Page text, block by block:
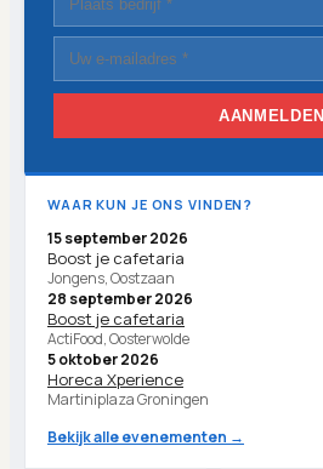
AANMELDEN
WAAR KUN JE ONS VINDEN?
15 september 2026
Boost je cafetaria
Jongens, Oostzaan
28 september 2026
Boost je cafetaria
ActiFood, Oosterwolde
5 oktober 2026
Horeca Xperience
Martiniplaza Groningen
Bekijk alle evenementen →